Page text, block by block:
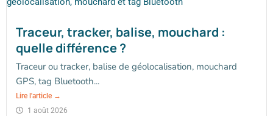
Traceur, tracker, balise, mouchard :
quelle différence ?
Traceur ou tracker, balise de géolocalisation, mouchard
GPS, tag Bluetooth...
Lire l'article →
1 août 2026